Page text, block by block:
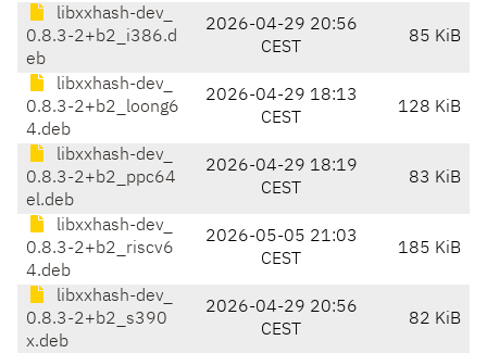
libxxhash-dev_
0.8.3-2+b2_i386.d
eb
2026-04-29 20:56
CEST
85 KiB
libxxhash-dev_
0.8.3-2+b2_loong6
4.deb
2026-04-29 18:13
CEST
128 KiB
libxxhash-dev_
0.8.3-2+b2_ppc64
el.deb
2026-04-29 18:19
CEST
83 KiB
libxxhash-dev_
0.8.3-2+b2_riscv6
4.deb
2026-05-05 21:03
CEST
185 KiB
libxxhash-dev_
0.8.3-2+b2_s390
x.deb
2026-04-29 20:56
CEST
82 KiB